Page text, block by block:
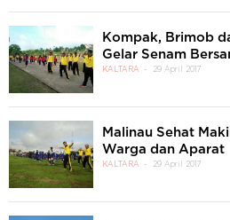
Kompak, Brimob
Gelar Senam
KALTARA 29 April 2017
Malinau Sehat
Warga dan Aparat
KALTARA 29 April 2017